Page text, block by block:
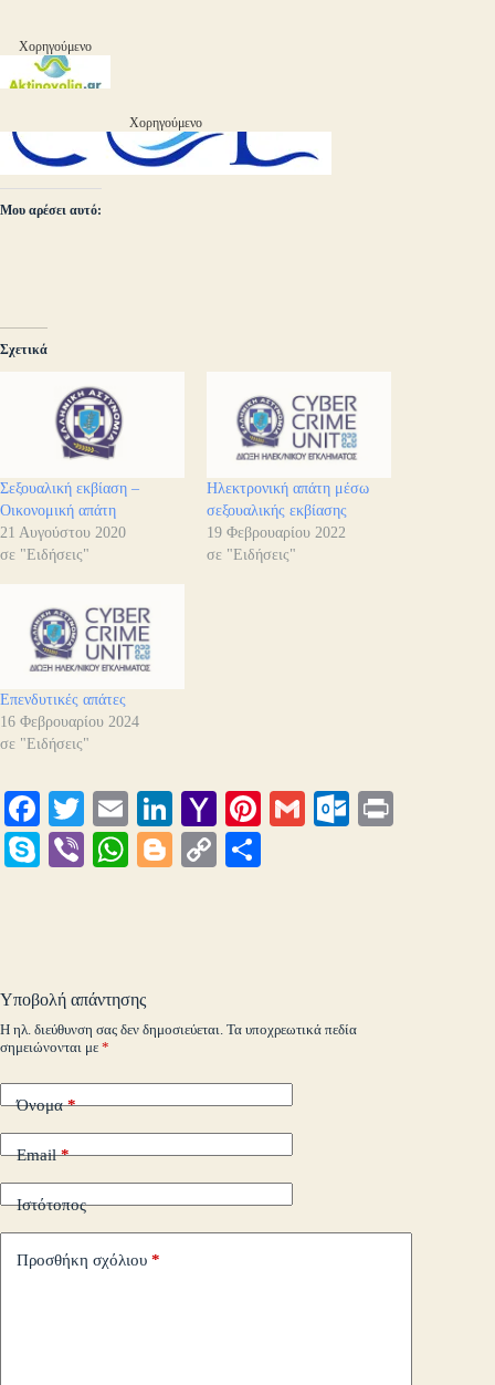
Χορηγούμενο
Χορηγούμενο
Μου αρέσει αυτό:
Σχετικά
Σεξουαλική εκβίαση –
Οικονομική απάτη
21 Αυγούστου 2020
σε "Ειδήσεις"
Ηλεκτρονική απάτη μέσω
σεξουαλικής εκβίασης
19 Φεβρουαρίου 2022
σε "Ειδήσεις"
Επενδυτικές απάτες
16 Φεβρουαρίου 2024
σε "Ειδήσεις"
Fa
ce
bo
T
wi
tte
E
m
ail
Li
nk
ed
Y
ah
oo
Pi
G
O
m
S
Vi
W
pp
Bl
C
εί
Υποβολή απάντησης
Η ηλ. διεύθυνση σας δεν δημοσιεύεται. Τα υποχρεωτικά πεδία
σημειώνονται με *
Όνομα*
Email*
Ιστότοπος
Προσθήκη σχόλιου *